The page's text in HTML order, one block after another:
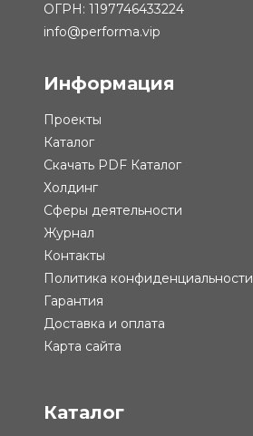
ОГРН: 1197746433224
info@performa.vip
Информация
Проекты
Каталог
Скачать PDF Каталог
Холдинг
Сферы деятельности
Журнал
Контакты
Политика конфиденциальности
Гарантия
Доставка и оплата
Карта сайта
Каталог